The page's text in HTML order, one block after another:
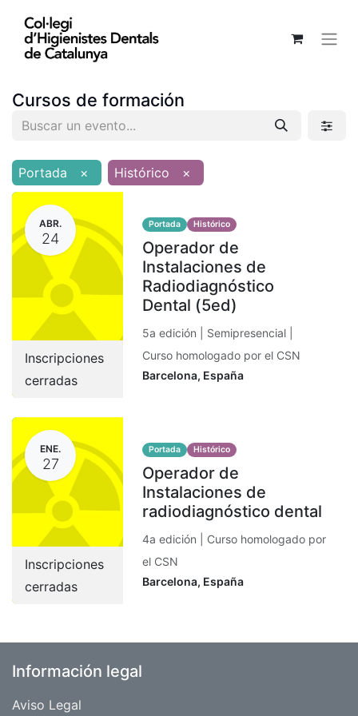
Cursos de formación
Portada × Histórico ×
ABR.
24
Inscripciones
cerradas
Portada Histórico
Operador de
Instalaciones de
Radiodiagnóstico
Dental (5ed)
5a edición | Semipresencial |
Curso homologado por el CSN
Barcelona, España
ENE.
27
Inscripciones
cerradas
Portada Histórico
Operador de
Instalaciones de
radiodiagnóstico dental
4a edición | Curso homologado por
el CSN
Barcelona, España
Información legal
Aviso Legal